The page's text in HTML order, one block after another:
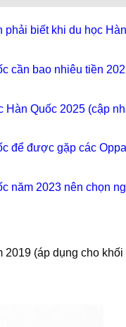
phải biết khi du học
cần bao nhiêu tiền
Hàn Quốc 2025 (cập
để được gặp các Oppa
năm 2023 nên chọn
2019 (áp dụng cho